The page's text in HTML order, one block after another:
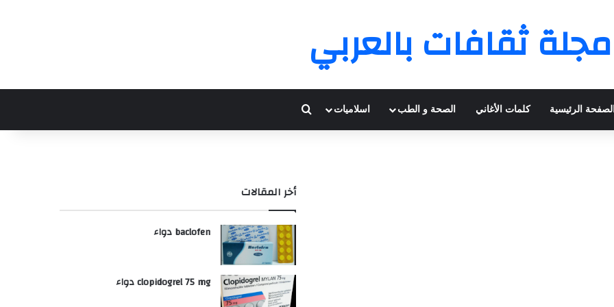
مجلة ثقافات بالعربي
الرئيسية كلمات الأغاني الصحة و الطب اسلاميات
أخر المقالات
baclofen دواء
clopidogrel 75 mg دواء